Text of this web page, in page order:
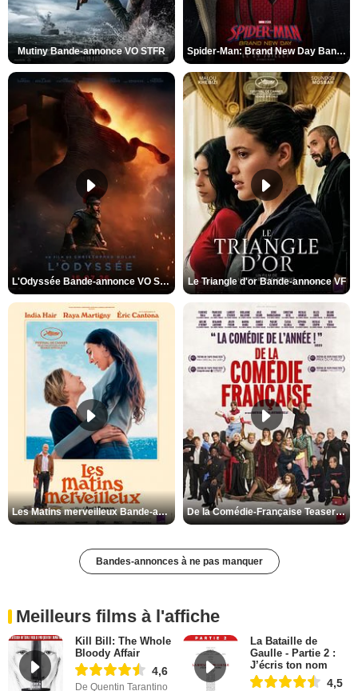
Mutiny Bande-annonce VO STFR Spider-Man: Brand New Day Bande-annonce VO STFR
L'Odyssée Bande-annonce VO STFR Le Triangle d'or Bande-annonce VF
Les Matins merveilleux Bande-annonce VF De la Comédie-Française Teaser VF
Bandes-annonces à ne pas manquer
Meilleurs films à l'affiche
Kill Bill: The Whole
Bloody Affair
4,6
De Quentin Tarantino
La Bataille de
Gaulle - Partie 2 :
J’écris ton nom
4,5